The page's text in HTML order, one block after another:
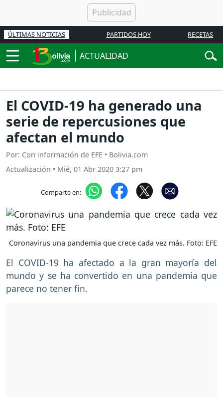
ÚLTIMAS NOTICIAS PARTIDOS HOY RECETAS
ACTUALIDAD
El COVID-19 ha generado una
serie de repercusiones que
afectan el mundo
Por: Con información de EFE • Bolivia.com
Actualización • Mié, 01 Abr 2020 3:27 pm
Comparte en:
Coronavirus una pandemia que crece cada vez más. Foto: EFE
El COVID-19 ha afectado a la gran mayoría del
mundo y se ha convertido en una pandemia que
parece no tener fin.